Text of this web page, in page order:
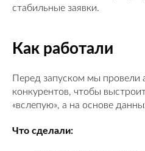
стабильные заявки.
Как работали
Перед запуском мы провели
конкурентов, чтобы
«вслепую», а на основе
Что сделали: